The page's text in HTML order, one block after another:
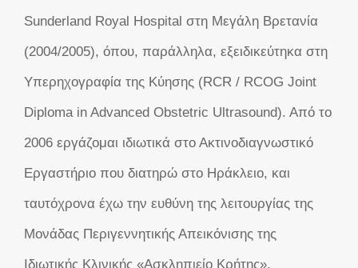
Sunderland Royal Hospital στη Μεγάλη Βρετανία
(2004/2005), όπου, παράλληλα, εξειδικεύτηκα στη
Υπερηχογραφία της Κύησης (RCR / RCOG Joint
Diploma in Advanced Obstetric Ultrasound). Από το
2006 εργάζομαι ιδιωτικά στο Ακτινοδιαγνωστικό
Εργαστήριο που διατηρώ στο Ηράκλειο, και
ταυτόχρονα έχω την ευθύνη της λειτουργίας της
Μονάδας Περιγεννητικής Απεικόνισης της
Ιδιωτικής Κλινικής «Ασκληπιείο Κρήτης».